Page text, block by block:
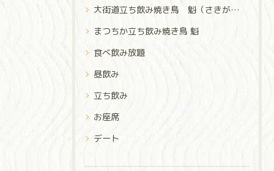
大街道立ち飲み焼き鳥 魁（さきがけ）
まつちか立ち飲み焼き鳥 魁
食べ飲み放題
昼飲み
立ち飲み
お座席
デート